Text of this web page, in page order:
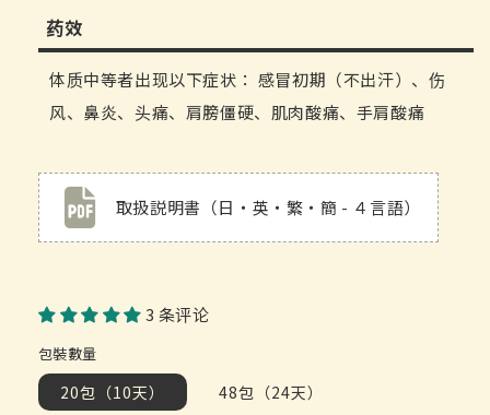
药效
体质中等者出现以下症状： 感冒初期（不出汗）、伤
风、鼻炎、头痛、肩膀僵硬、肌肉酸痛、手肩酸痛
取扱説明書（日・英・繁・簡 - ４言語）
3 条评论
包裝數量
20包（10天） 48包（24天）